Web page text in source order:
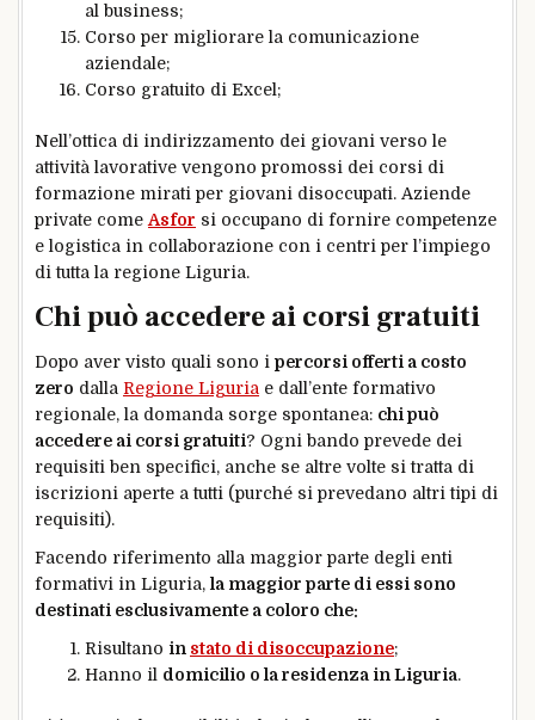
al business;
Corso per migliorare la comunicazione
aziendale;
Corso gratuito di Excel;
Nell’ottica di indirizzamento dei giovani verso le
attività lavorative vengono promossi dei corsi di
formazione mirati per giovani disoccupati. Aziende
private comeAsfor si occupano di fornire competenze
e logistica in collaborazione con i centri per l’impiego
di tutta la regione Liguria.
Chi può accedere ai corsi gratuiti
Dopo aver visto quali sono i percorsi offerti a costo
zero dalla Regione Liguria e dall’ente formativo
regionale, la domanda sorge spontanea: chi può
accedere ai corsi gratuiti? Ogni bando prevede dei
requisiti ben specifici, anche se altre volte si tratta di
iscrizioni aperte a tutti (purché si prevedano altri tipi di
requisiti).
Facendo riferimento alla maggior parte degli enti
formativi in Liguria, la maggior parte di essi sono
destinati esclusivamente a coloro che:
Risultano in stato di disoccupazione;
Hanno il domicilio o la residenza in Liguria.